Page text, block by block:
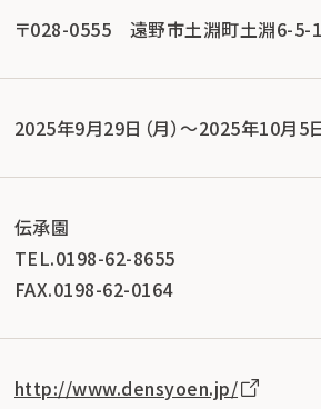
〒028-0555 遠野市土淵町土淵6-5-1
2025年9月29日（月）～2025年10月5日
伝承園
TEL.0198-62-8655
FAX.0198-62-0164
http://www.densyoen.jp/